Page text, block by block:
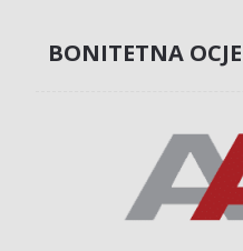
BONITETNA